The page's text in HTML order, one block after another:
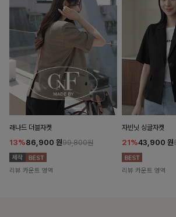
래나드 더블자켓
13%86,900 원99,800원
리뷰 카운트 영역
자빈닛 싱글자켓
21%43,900 원
리뷰 카운트 영역